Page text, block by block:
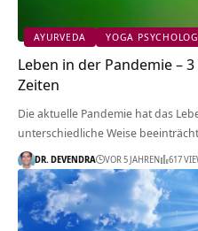
AYURVEDA YOGA
Leben in der Pandemie –
Zeiten
Die aktuelle Pandemie hat das
unterschiedliche Weise
DR. DEVENDRA VOR 5 JAHREN 617